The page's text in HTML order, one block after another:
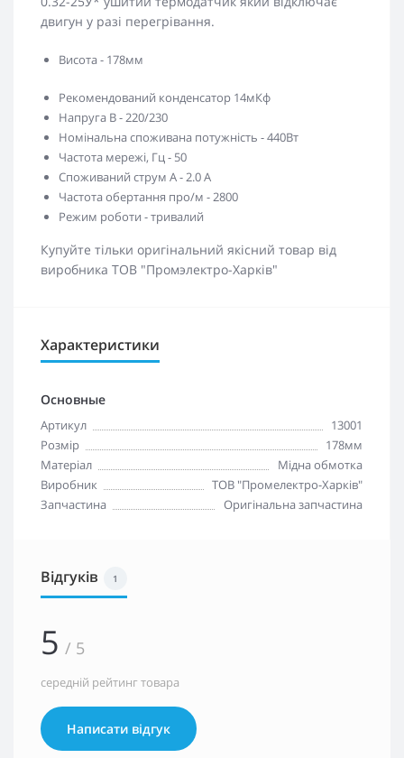
двигун у разі перегрівання.
Висота - 178мм
Рекомендований конденсатор 14мКф
Напруга В - 220/230
Номінальна споживана потужність - 440Вт
Частота мережі, Гц - 50
Споживаний струм А - 2.0 А
Частота обертання про/м - 2800
Режим роботи - тривалий
Купуйте тільки оригінальний якісний товар від
виробника ТОВ "Промэлектро-Харків"
Характеристики
Основные
Артикул
13001
Розмір
178мм
Матеріал
Мідна обмотка
Виробник
ТОВ "Промелектро-Харків"
Запчастина
Оригінальна запчастина
Відгуків 1
5 / 5
середній рейтинг товара
Написати відгук